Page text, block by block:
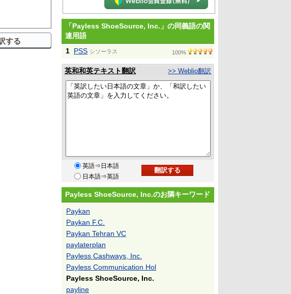
「Payless ShoeSource, Inc.」の同義語の関
連用語
1 PSS シソーラス 100%
英和和英テキスト翻訳 >> Weblio翻訳
英語⇒日本語
日本語⇒英語
Payless ShoeSource, Inc.のお隣キーワード
Paykan
Paykan F.C.
Paykan Tehran VC
paylaterplan
Payless Cashways, Inc.
Payless Communication Hol
Payless ShoeSource, Inc.
payline